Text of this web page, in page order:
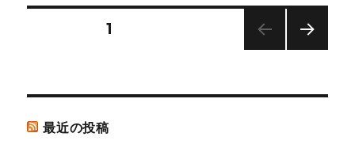
ナ
固定ページ1
最近の投稿